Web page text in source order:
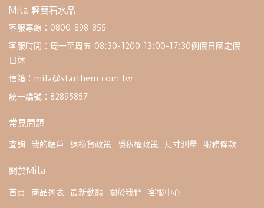
Mila 輕寶石水晶
客服專線：0800-898-855
客服時間：周一至周五 08:30-1200 13:00-17:30例假日國定假
日休
信箱：mila@starthem.com.tw
統一編號：82895857
常見問題
查詢 我的帳戶 退換貨政策 隱私權政策 尺寸測量 服務條款
關於Mila
首頁 商品列表 最新動態 關於我們 客服中心